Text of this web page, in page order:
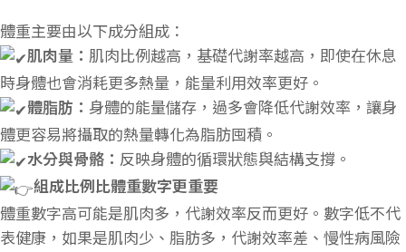
體重主要由以下成分組成：
肌肉量： 肌肉比例越高，基礎代謝率越高，即使在休息
時身體也會消耗更多熱量，能量利用效率更好。
體脂肪： 身體的能量儲存，過多會降低代謝效率，讓身
體更容易將攝取的熱量轉化為脂肪囤積。
水分與骨骼： 反映身體的循環狀態與結構支撐。
組成比例比體重數字更重要
體重數字高可能是肌肉多，代謝效率反而更好。數字低不代
表健康，如果是肌肉少、脂肪多，代謝效率差、慢性病風險